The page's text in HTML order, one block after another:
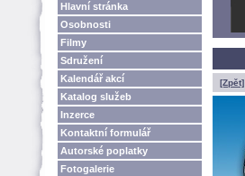
Hlavní stránka
Osobnosti
Filmy
Sdružení
Kalendář akcí
Katalog služeb
Inzerce
Kontaktní formulář
Autorské poplatky
Fotogalerie
[Zpět]